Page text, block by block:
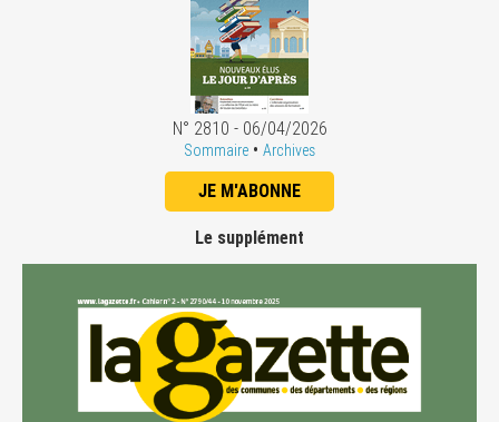
N° 2810 - 06/04/2026
Sommaire • Archives
JE M'ABONNE
Le supplément